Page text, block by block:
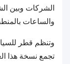
الشركات وبين
والساعات
تجمع نسخة هذا